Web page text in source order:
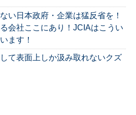
い日本政府・企業は猛反省を！
会社ここにあり！JCIAはこうい
ます！
て表面上しか汲み取れないクズ